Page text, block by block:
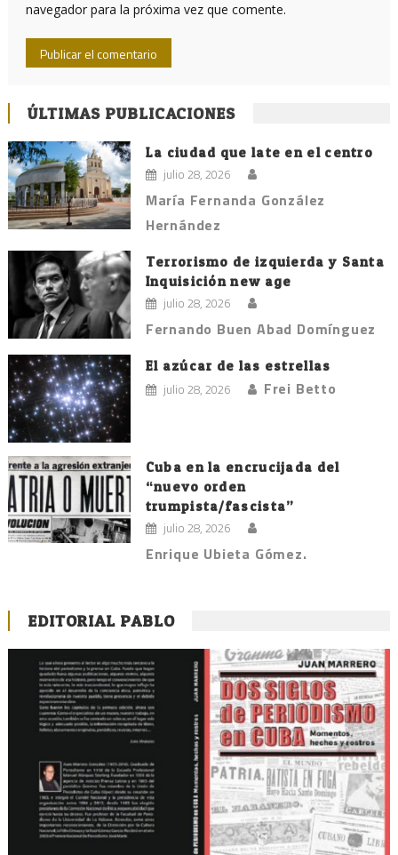
navegador para la próxima vez que comente.
ÚLTIMAS PUBLICACIONES
La ciudad que late en el centro
julio 28, 2026
María Fernanda González
Hernández
Terrorismo de izquierda y Santa
Inquisición new age
julio 28, 2026
Fernando Buen Abad Domínguez
El azúcar de las estrellas
julio 28, 2026 Frei Betto
Cuba en la encrucijada del
“nuevo orden
trumpista/fascista”
julio 28, 2026
Enrique Ubieta Gómez.
EDITORIAL PABLO